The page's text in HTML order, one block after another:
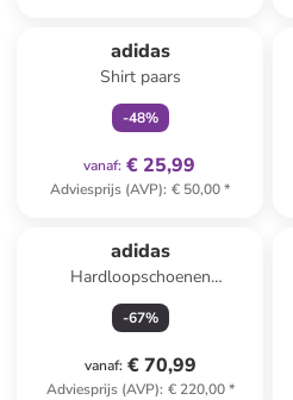
adidas
Shirt paars
-48%
vanaf: € 25,99
Adviesprijs (AVP): € 50,00*
adidas
Hardloopschoenen
"Ultraboost 22" beige
-67%
vanaf: € 70,99
Adviesprijs (AVP): € 220,00*